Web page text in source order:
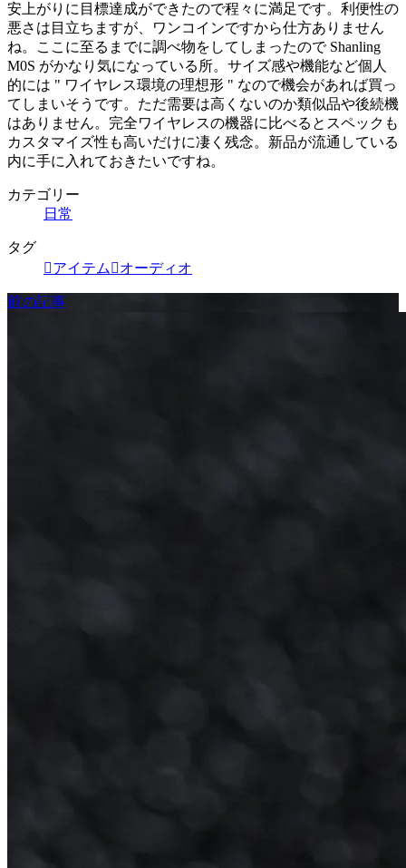
安上がりに目標達成ができたので程々に満足です。利便性の
悪さは目立ちますが、ワンコインですから仕方ありません
ね。ここに至るまでに調べ物をしてしまったので Shanling
M0S がかなり気になっている所。サイズ感や機能など個人
的には " ワイヤレス環境の理想形 " なので機会があれば買っ
てしまいそうです。ただ需要は高くないのか類似品や後続機
はありません。完全ワイヤレスの機器に比べるとスペックも
カスタマイズ性も高いだけに凄く残念。新品が流通している
内に手に入れておきたいですね。
カテゴリー
日常
タグ
アイテム
オーディオ
前の記事